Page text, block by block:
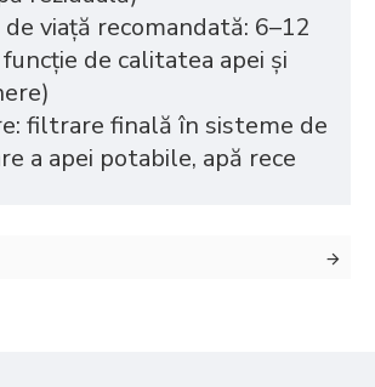
viață recomandată: 6–12
de calitatea apei și
filtrare finală în sisteme de
a apei potabile, apă rece